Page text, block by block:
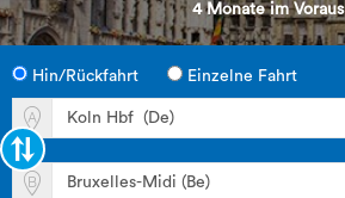
4 Monate im Voraus
Hin/Rückfahrt Einzelne Fahrt